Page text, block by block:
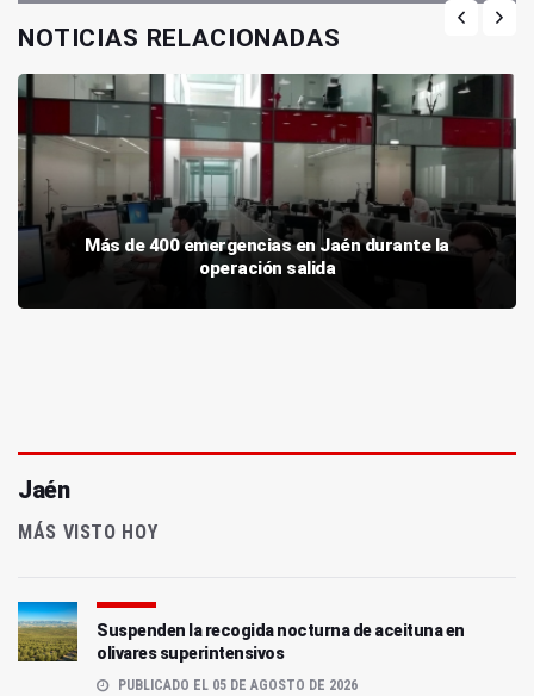
NOTICIAS RELACIONADAS
Más de 400 emergencias en Jaén durante la
operación salida
Jaén
MÁS VISTO HOY
Suspenden la recogida nocturna de aceituna en
olivares superintensivos
PUBLICADO EL 05 DE AGOSTO DE 2026